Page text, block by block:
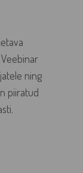
ning
piiratud